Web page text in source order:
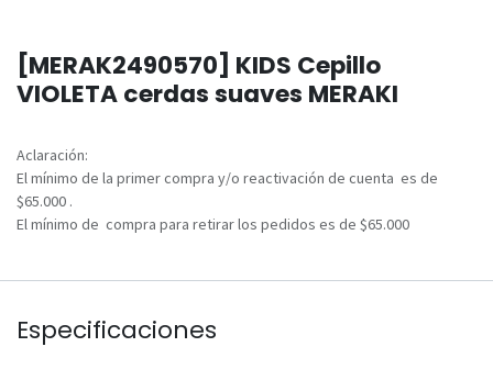
[MERAK2490570] KIDS Cepillo
VIOLETA cerdas suaves MERAKI
Aclaración:
El mínimo de la primer compra y/o reactivación de cuenta es de
$65.000 .
El mínimo de compra para retirar los pedidos es de $65.000
Especificaciones